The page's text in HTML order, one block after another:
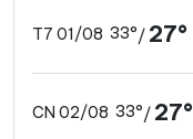
T7 01/08 33°/ 27°
CN 02/08 33°/ 27°